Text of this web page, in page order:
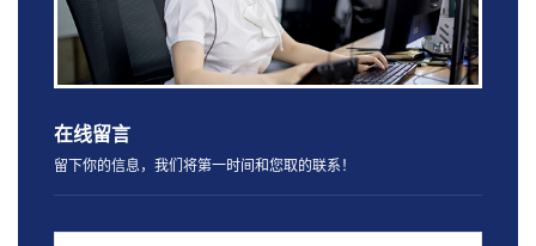
在线留言
留下你的信息，我们将第一时间和您取的联系！